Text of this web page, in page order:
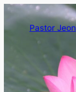
Pastor Jeon